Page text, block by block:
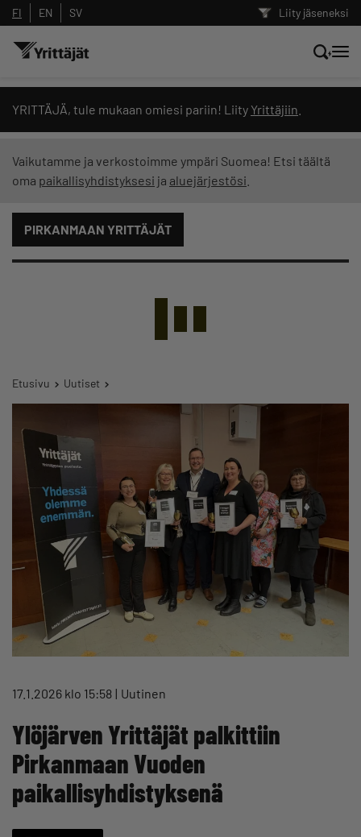
Liity jäseneksi
FI EN SV
YRITTÄJÄ, tule mukaan omiesi pariin! Liity Yrittäjiin
Vaikutamme ja verkostoimme ympäri Suomea! Etsi täältä
oma paikallisyhdistyksesi ja aluejärjestösi
PIRKANMAAN YRITTÄJÄT
Etusivu Uutiset
17.1.2026 klo 15:58 Uutinen
Ylöjärven Yrittäjät palkittiin
Pirkanmaan Vuoden
paikallisyhdistyksenä
Hae sivustolta tai kysy suoraan
Yrittäjien tekoälyltä
Suodata hakutuloksia: näytä kaikki sisältö